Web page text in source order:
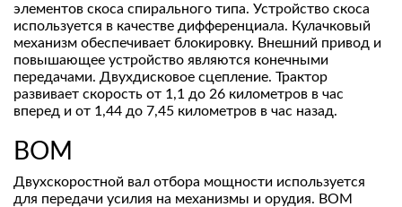
элементов скоса спирального типа. Устройство скоса
используется в качестве дифференциала. Кулачковый
механизм обеспечивает блокировку. Внешний привод и
повышающее устройство являются конечными
передачами. Двухдисковое сцепление. Трактор
развивает скорость от 1,1 до 26 километров в час
вперед и от 1,44 до 7,45 километров в час назад.
ВОМ
Двухскоростной вал отбора мощности используется
для передачи усилия на механизмы и орудия. ВОМ